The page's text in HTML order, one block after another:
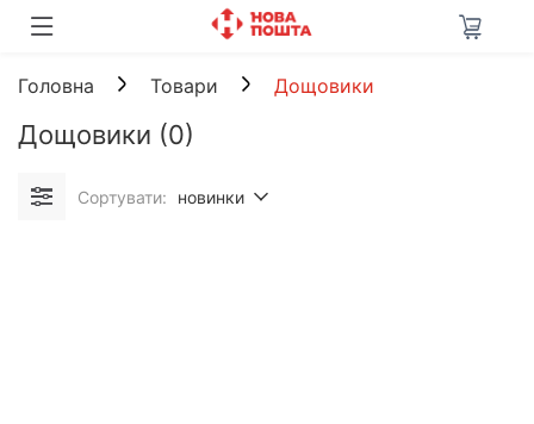
Головна Товари Дощовики
Дощовики (0)
Сортувати: новинки